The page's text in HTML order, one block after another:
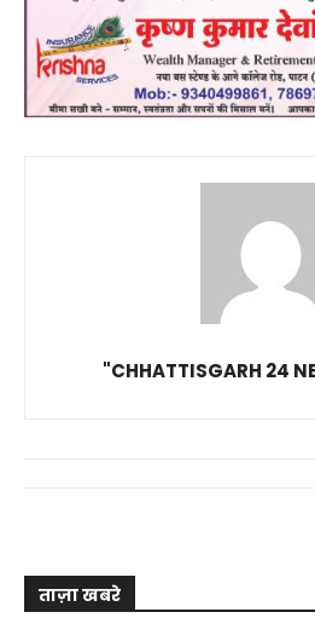
"CHHATTISGARH 24
ताज़ा खबरे